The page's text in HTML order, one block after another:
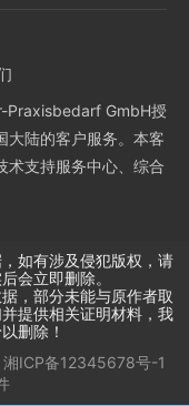
Praxisbedarf GmbH授
大陆的客户服务。本客
术支持服务中心、综合
如有涉及侵犯版权，请
会立即删除。
，部分未能与原作者取
提供相关证明材料，我
删除！
湘ICP备12345678号-1